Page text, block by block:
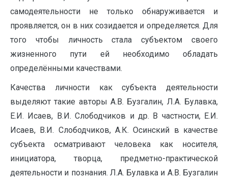
самодеятельности не только обнаруживается и
проявляется, он в них созидается и определяется. Для
того чтобы личность стала субъектом своего
жизненного пути ей необходимо обладать
определёнными качествами.
Качества личности как субъекта деятельности
выделяют такие авторы А.В. Бузгалин, Л.А. Булавка,
Е.И. Исаев, В.И. Слободчиков и др. В частности, Е.И.
Исаев, В.И. Слободчиков, А.К. Осинский в качестве
субъекта осматривают человека как носителя,
инициатора, творца, предметно-практической
деятельности и познания. Л.А. Булавка и А.В. Бузгалин